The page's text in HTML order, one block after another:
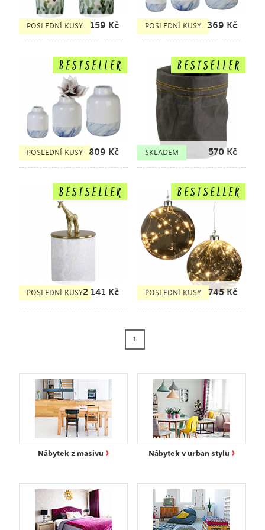
POSLEDNÍ KUSY 159 Kč POSLEDNÍ KUSY 369 Kč
POSLEDNÍ KUSY 809 Kč SKLADEM 570Kč
POSLEDNÍ KUSY2 141 Kč POSLEDNÍ KUSY 745Kč
1
Nábytek z masivu › Nábytek v urban stylu ›